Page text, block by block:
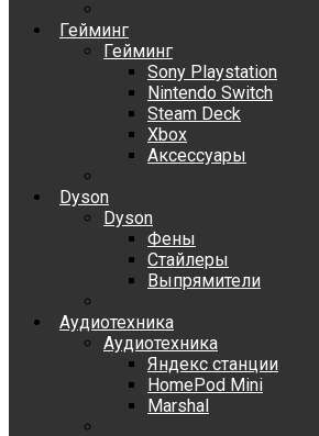
Гейминг
Гейминг
Sony Playstation
Nintendo Switch
Steam Deck
Xbox
Аксессуары
Dyson
Dyson
Фены
Стайлеры
Выпрямители
Аудиотехника
Аудиотехника
Яндекс станции
HomePod Mini
Marshal